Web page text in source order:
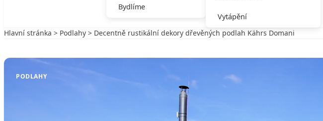
Bydlíme
Vytápění
Hlavní stránka > Podlahy > Decentně rustikální dekory dřevěných podlah Kährs Domani
PODLAHY